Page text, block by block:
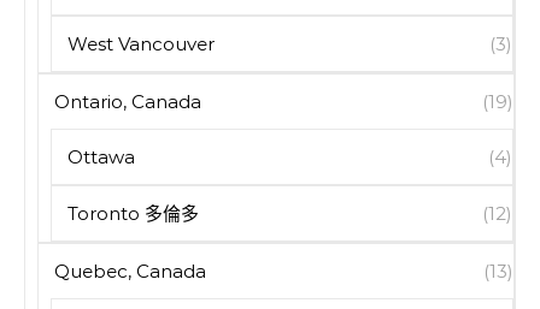
West Vancouver (3)
Ontario, Canada (19)
Ottawa (4)
Toronto 多倫多 (12)
Quebec, Canada (13)